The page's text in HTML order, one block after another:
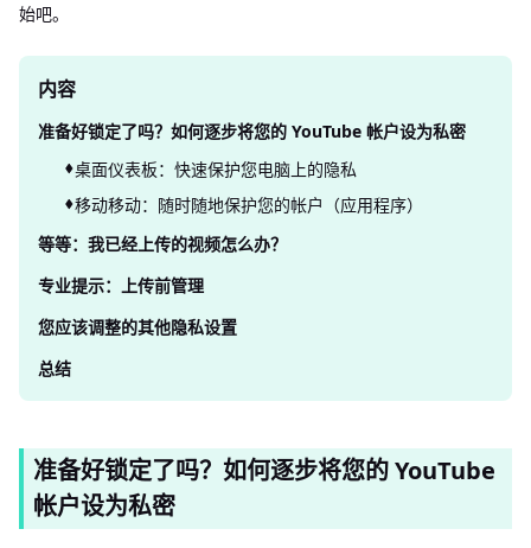
始吧。
内容
准备好锁定了吗？如何逐步将您的 YouTube 帐户设为私密
桌面仪表板：快速保护您电脑上的隐私
移动移动：随时随地保护您的帐户（应用程序）
等等：我已经上传的视频怎么办？
专业提示：上传前管理
您应该调整的其他隐私设置
总结
准备好锁定了吗？如何逐步将您的 YouTube
帐户设为私密